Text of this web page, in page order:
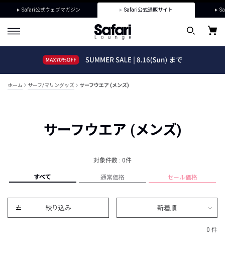
Safari公式ウェブマガジン Safari公式通販サイト
ホーム サーフ/マリングッズ サーフウエア (メンズ)
サーフウエア (メンズ)
対象件数 : 0件
すべて 通常価格 セール価格
絞り込み 新着順
0 件